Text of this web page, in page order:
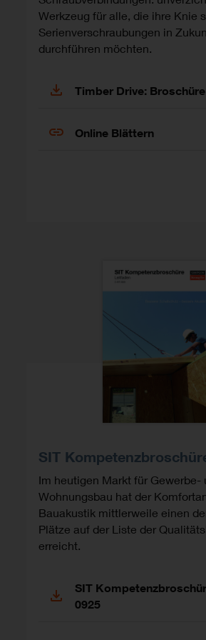
Werkzeug für alle, die ihre Knie
Serienverschraubungen in
durchführen möchten.
Timber Drive: Broschüre
Online Blättern
SIT
Im heutigen Markt für Gewerbe-
Wohnungsbau hat der
Bauakustik mittlerweile einen
Plätze auf der Liste der
erreicht.
SIT
0925